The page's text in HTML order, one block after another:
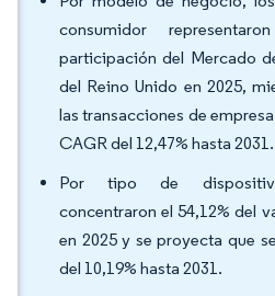
consumidor
participación del Mercado
del Reino Unido en 2025,
las transacciones de
CAGR del 12,47% hasta 2031.
Por tipo de
concentraron el 54,12% del
en 2025 y se proyecta que
del 10,19% hasta 2031.